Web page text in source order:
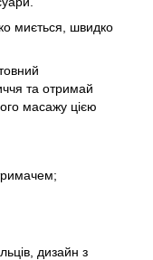
миється, швидко
та отримай
масажу цією
дизайн з